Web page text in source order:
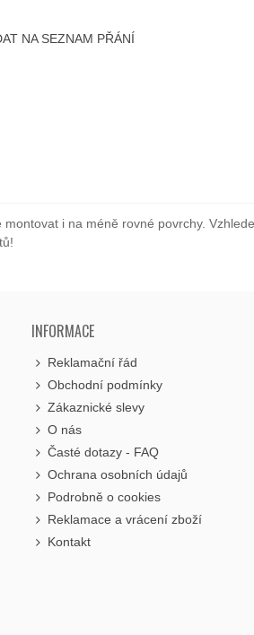
NA SEZNAM PŘÁNÍ
i na méně rovné povrchy.
INFORMACE
Reklamační řád
Obchodní podmínky
Zákaznické slevy
O nás
Časté dotazy - FAQ
Ochrana osobních údajů
Podrobně o cookies
Reklamace a vrácení zboží
Kontakt